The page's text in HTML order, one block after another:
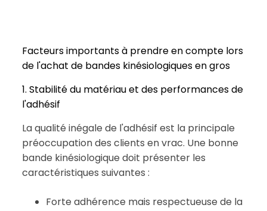
Facteurs importants à prendre en compte lors
de l'achat de bandes kinésiologiques en gros
1. Stabilité du matériau et des performances de
l'adhésif
La qualité inégale de l'adhésif est la principale
préoccupation des clients en vrac. Une bonne
bande kinésiologique doit présenter les
caractéristiques suivantes :
Forte adhérence mais respectueuse de la